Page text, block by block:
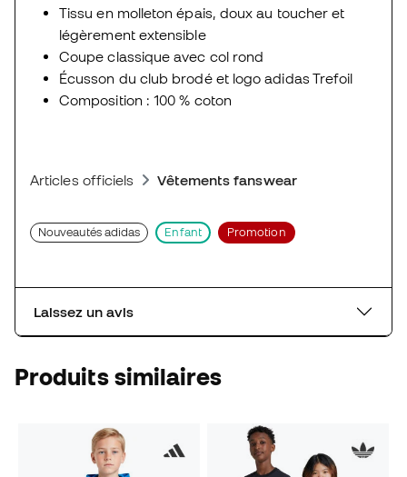
Tissu en molleton épais, doux au toucher et
légèrement extensible
Coupe classique avec col rond
Écusson du club brodé et logo adidas Trefoil
Composition : 100 % coton
Articles officiels Vêtements fanswear
Nouveautés adidas Enfant Promotion
Laissez un avis
Produits similaires